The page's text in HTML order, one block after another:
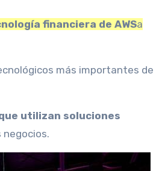
financiera de AWSa
más importantes de
utilizan soluciones
negocios.